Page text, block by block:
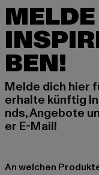
BEN!
Melde dich hier
erhalte künftig
nds, Angebote
er E-Mail!
An welchen